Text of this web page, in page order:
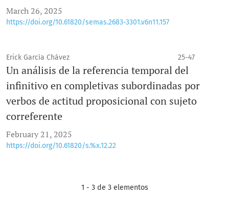
March 26, 2025
https://doi.org/10.61820/semas.2683-3301.v6n11.157
Erick García Chávez 25-47
Un análisis de la referencia temporal del
infinitivo en completivas subordinadas por
verbos de actitud proposicional con sujeto
correferente
February 21, 2025
https://doi.org/10.61820/s.%x.12.22
1 - 3 de 3 elementos